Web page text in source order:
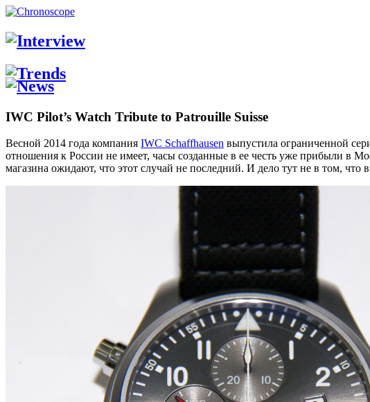
IWC Pilot’s Watch Tribute to Patrouille Suisse
Весной 2014 года компания IWC Schaffhausen выпустила ограниченной
отношения к России не имеет, часы созданные в ее честь уже прибыли в
магазина ожидают, что этот случай не последний. И дело тут не в том,